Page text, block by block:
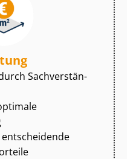
Sach­ver­stän­